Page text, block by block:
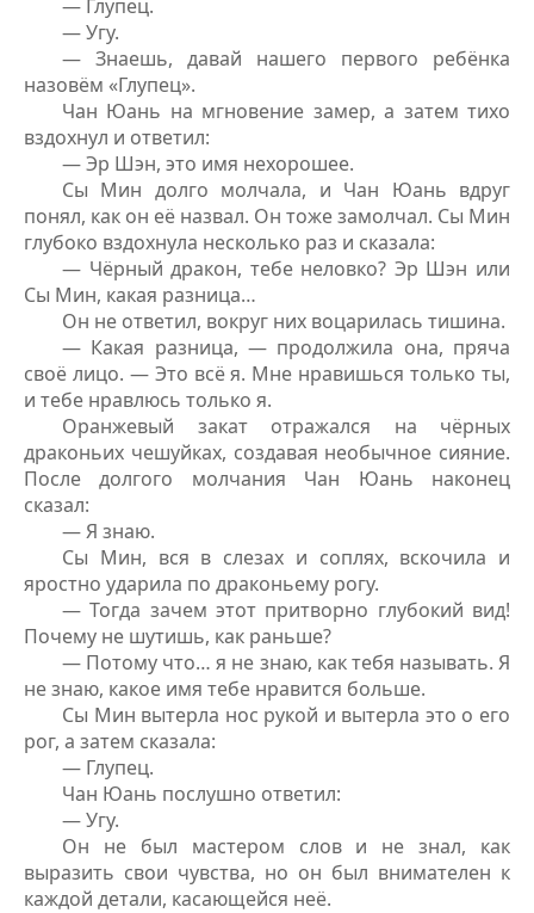
— Глупец.
— Угу.
— Знаешь, давай нашего первого ребёнка
назовём «Глупец».
Чан Юань на мгновение замер, а затем тихо
вздохнул и ответил:
— Эр Шэн, это имя нехорошее.
Сы Мин долго молчала, и Чан Юань вдруг
понял, как он её назвал. Он тоже замолчал. Сы Мин
глубоко вздохнула несколько раз и сказала:
— Чёрный дракон, тебе неловко? Эр Шэн или
Сы Мин, какая разница…
Он не ответил, вокруг них воцарилась тишина.
— Какая разница, — продолжила она, пряча
своё лицо. — Это всё я. Мне нравишься только ты,
и тебе нравлюсь только я.
Оранжевый закат отражался на чёрных
драконьих чешуйках, создавая необычное сияние.
После долгого молчания Чан Юань наконец
сказал:
— Я знаю.
Сы Мин, вся в слезах и соплях, вскочила и
яростно ударила по драконьему рогу.
— Тогда зачем этот притворно глубокий вид!
Почему не шутишь, как раньше?
— Потому что… я не знаю, как тебя называть. Я
не знаю, какое имя тебе нравится больше.
Сы Мин вытерла нос рукой и вытерла это о его
рог, а затем сказала:
— Глупец.
Чан Юань послушно ответил:
— Угу.
Он не был мастером слов и не знал, как
выразить свои чувства, но он был внимателен к
каждой детали, касающейся неё.